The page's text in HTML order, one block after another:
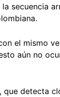
secuencia
el mismo
aún no
, que detecta